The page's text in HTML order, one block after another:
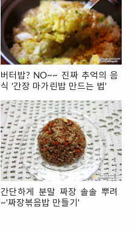
버터밥? NO~~ 진짜 추억의 음
식 '간장 마가린밥 만드는 법'
간단하게 분말 짜장 솔솔 뿌려
~'짜장볶음밥 만들기'